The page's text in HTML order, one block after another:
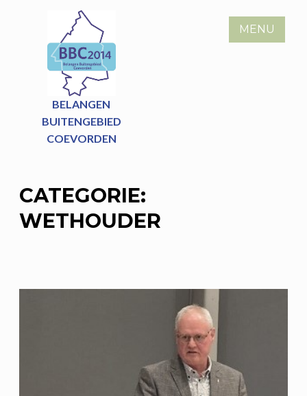
BELANGEN
BUITENGEBIED
COEVORDEN
MENU
CATEGORIE:
WETHOUDER